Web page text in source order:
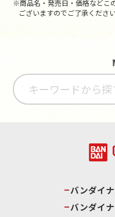
※商品名・発売日・価格などこ
ございますのでご了承ください
バンダイ
バンダイ